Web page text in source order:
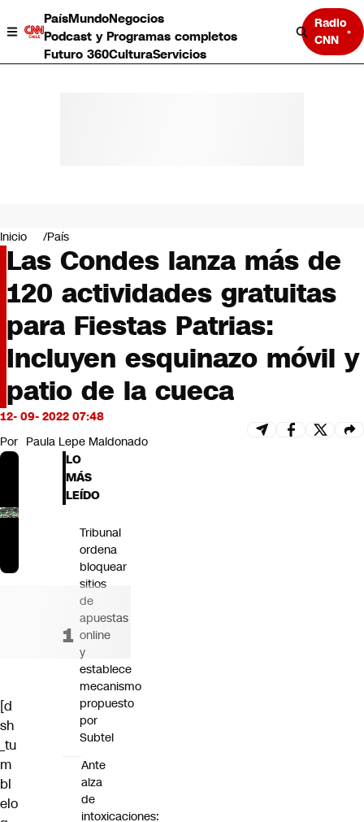
PaísMundoNegocios
Podcast y Programas completos
Futuro 360CulturaServicios
Radio
CNN
Negocios
Deportes
Programas completos
Cultura
Servicios
Bits
CNN tiempo
Futuro 360
Opinión
Inicio País
Las Condes lanza más de
120 actividades gratuitas
para Fiestas Patrias:
Incluyen esquinazo móvil y
patio de la cueca
12- 09- 2022 07:48
Por Paula Lepe Maldonado
[d
sh
_tu
m
bl
elo
LO
MÁS
LEÍDO
Tribunal
ordena
bloquear
sitios
de
apuestas
online
y
establece
mecanismo
propuesto
por
Subtel
Ante
alza
de
intoxicaciones: